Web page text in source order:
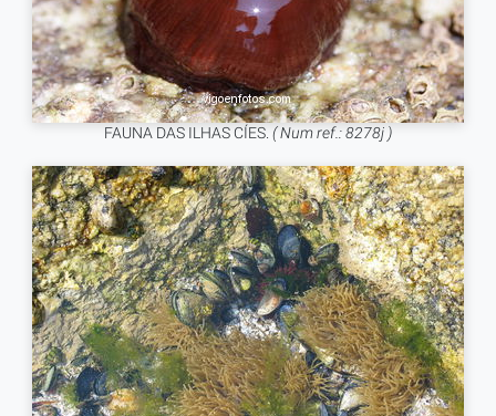
FAUNA DAS ILHAS CÍES. ( Num ref.: 8278j )